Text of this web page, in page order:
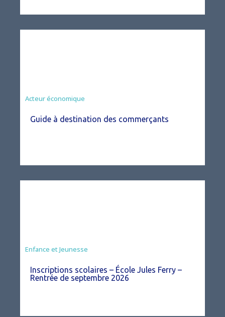
Acteur économique
Guide à destination des commerçants
Enfance et Jeunesse
Inscriptions scolaires – École Jules Ferry –
Rentrée de septembre 2026